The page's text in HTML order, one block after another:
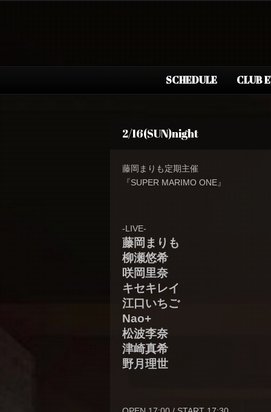
SCHEDULE CLUB
2/16(SUN)night
藤岡まりも定期主催
『SUPER MARIMO ONE』
-LIVE-
藤岡まりも
柳瀬悠希
咲岡里奈
キセキレイ
江口いちご
Nao+
松波李奈
津崎真希
野月理世